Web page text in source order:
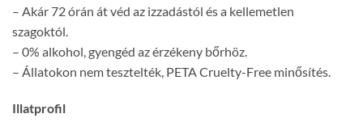
– Akár 72 órán át véd az izzadástól és a kellemetlen
szagoktól.
– 0% alkohol, gyengéd az érzékeny bőrhöz.
– Állatokon nem tesztelték, PETA Cruelty-Free minősítés.
Illatprofil